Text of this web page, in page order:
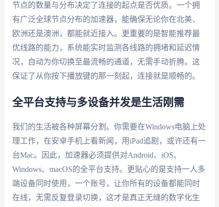
节点的数量与分布决定了连接的起点是否优质。一个拥
有广泛全球节点分布的加速器，能确保无论你在北美、
欧洲还是澳洲，都能就近接入。更重要的是智能推荐最
优线路的能力，系统能实时监测各线路的拥堵和延迟情
况，自动为你切换至最流畅的通道，无需手动折腾。这
保证了从你按下播放键的那一刻起，连接就是顺畅的。
全平台支持与多设备并发是生活刚需
我们的生活被各种屏幕分割。你需要在Windows电脑上处
理工作，在安卓手机上看新闻，用iPad追剧，或许还有一
台Mac。因此，加速器必须提供对Android、iOS、
Windows、macOS的全平台支持。更贴心的是支持一人多
端设备同时使用，一个账号，让你所有的设备都能同时
在线，无需反复登录切换，这才是真正无缝的数字化生